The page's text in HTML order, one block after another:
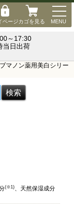
ページカゴを見る MENU
～17:30
当日出荷
マノン薬用美白シリー
(※1)
、天然保湿成分